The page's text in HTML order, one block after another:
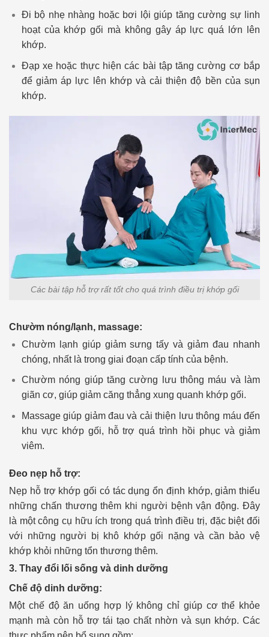
Đi bộ nhẹ nhàng hoặc bơi lội giúp tăng cường sự linh
hoạt của khớp gối mà không gây áp lực quá lớn lên
khớp.
Đạp xe hoặc thực hiện các bài tập tăng cường cơ bắp
để giảm áp lực lên khớp và cải thiện độ bền của sụn
khớp.
Các bài tập hỗ trợ rất tốt cho quá trình điều trị khớp gối
Chườm nóng/lạnh, massage:
Chườm lạnh giúp giảm sưng tấy và giảm đau nhanh
chóng, nhất là trong giai đoạn cấp tính của bệnh.
Chườm nóng giúp tăng cường lưu thông máu và làm
giãn cơ, giúp giảm căng thẳng xung quanh khớp gối.
Massage giúp giảm đau và cải thiện lưu thông máu đến
khu vực khớp gối, hỗ trợ quá trình hồi phục và giảm
viêm.
Đeo nẹp hỗ trợ:
Nẹp hỗ trợ khớp gối có tác dụng ổn định khớp, giảm thiểu
những chấn thương thêm khi người bệnh vận động. Đây
là một công cụ hữu ích trong quá trình điều trị, đặc biệt đối
với những người bị khô khớp gối nặng và cần bảo vệ
khớp khỏi những tổn thương thêm.
3. Thay đổi lối sống và dinh dưỡng
Chế độ dinh dưỡng:
Một chế độ ăn uống hợp lý không chỉ giúp cơ thể khỏe
mạnh mà còn hỗ trợ tái tạo chất nhờn và sụn khớp. Các